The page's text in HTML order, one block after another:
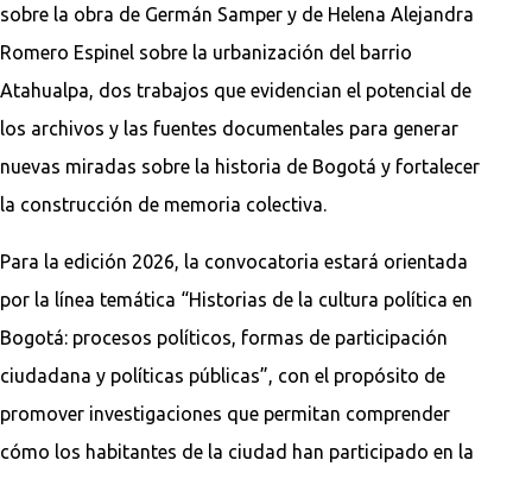
sobre la obra de Germán Samper y de Helena Alejandra
Romero Espinel sobre la urbanización del barrio
Atahualpa, dos trabajos que evidencian el potencial de
los archivos y las fuentes documentales para generar
nuevas miradas sobre la historia de Bogotá y fortalecer
la construcción de memoria colectiva.
Para la edición 2026, la convocatoria estará orientada
por la línea temática “Historias de la cultura política en
Bogotá: procesos políticos, formas de participación
ciudadana y políticas públicas”, con el propósito de
promover investigaciones que permitan comprender
cómo los habitantes de la ciudad han participado en la